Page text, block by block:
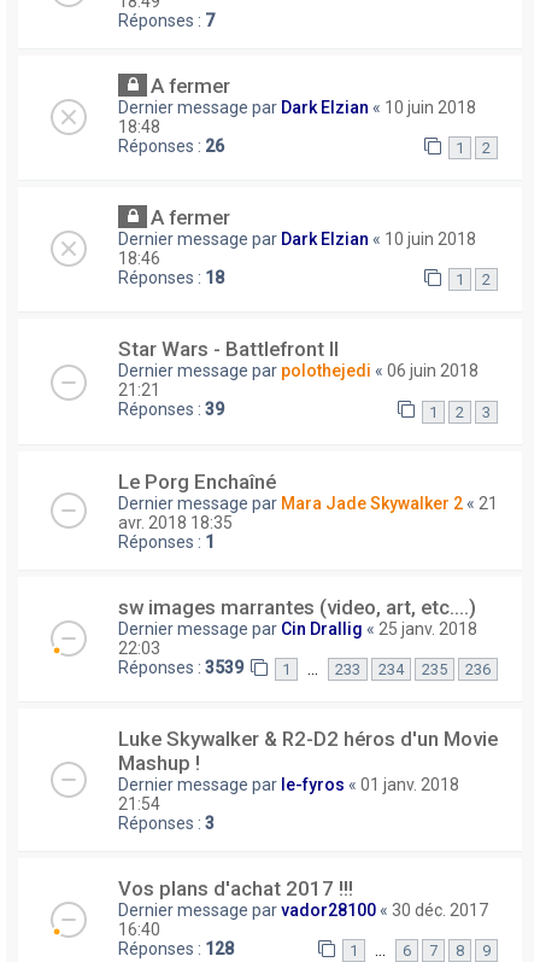
Réponses : 7
A fermer
Dernier message par Dark Elzian « 10 juin 2018
18:48
Réponses : 26 1 2
A fermer
Dernier message par Dark Elzian « 10 juin 2018
18:46
Réponses : 18 1 2
Star Wars - Battlefront II
Dernier message par polothejedi « 06 juin 2018
21:21
Réponses : 39 1 2 3
Le Porg Enchaîné
Dernier message par Mara Jade Skywalker 2 « 21
avr. 2018 18:35
Réponses : 1
sw images marrantes (video, art, etc....)
Dernier message par Cin Drallig « 25 janv. 2018
22:03
Réponses : 3539 1 233 234 235 236
Luke Skywalker & R2-D2 héros d'un Movie
Mashup !
Dernier message par le-fyros « 01 janv. 2018
21:54
Réponses : 3
Vos plans d'achat 2017 !!!
Dernier message parvador28100 « 30 déc. 2017
16:40
Réponses : 128 1 6 7 8 9